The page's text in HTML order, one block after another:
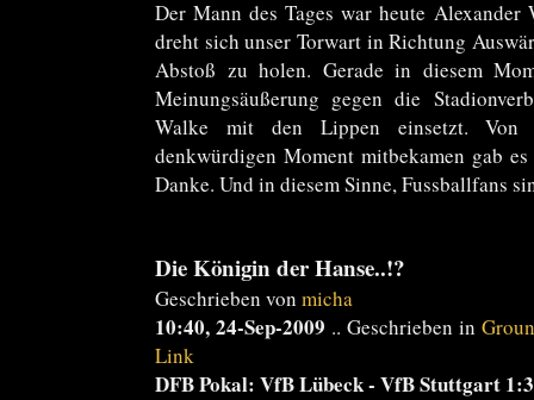
Der Mann des Tages war heute
dreht sich unser Torwart in Richtung
Abstoß zu holen. Gerade in diesem
Meinungsäußerung gegen die
Walke mit den Lippen einsetzt. Von
denkwürdigen Moment mitbekamen gab
Danke. Und in diesem Sinne, Fussballfans
Die Königin der Hanse..!?
Geschrieben von micha
10:40, 24-Sep-2009 .. Geschrieben in
Link
DFB Pokal: VfB Lübeck - VfB Stuttgart